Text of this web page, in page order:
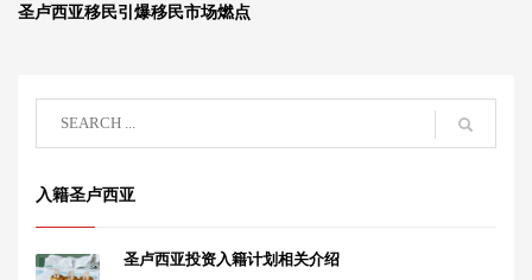
圣卢西亚移民引爆移民市场燃点
入籍圣卢西亚
圣卢西亚投资入籍计划相关介绍